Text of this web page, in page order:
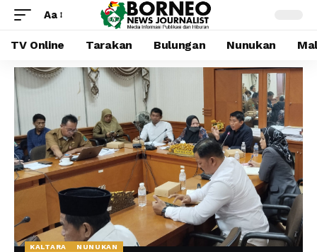
Aa
TV Online Tarakan Bulungan Nunukan
KALTARA NUNUKAN